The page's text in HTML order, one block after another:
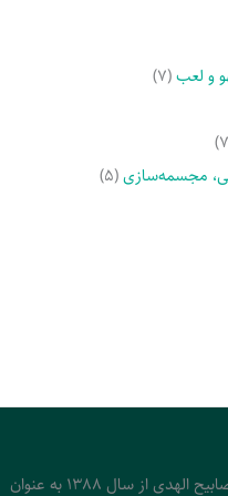
و لعب(۷)
مجسمه‌سازی(۵)
موسسه پژوهشی فرهنگی مصابیح الهدی از سال 1388 به عنوان